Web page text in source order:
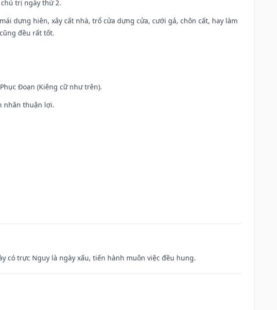
chủ trị ngày thứ 2.
dựng hiên, xây cất nhà, trổ cửa dựng cửa, cưới gả, chôn cất, hay làm
đều rất tốt.
Đoạn (Kiêng cữ như trên).
nhân thuận lợi.
có trực Nguy là ngày xấu, tiến hành muôn việc đều hung.